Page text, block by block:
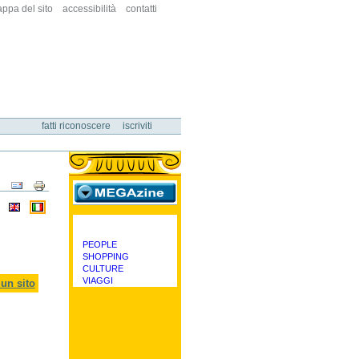
del sito accessibilità contatti
fatti riconoscere
iscriviti
Azioni
sul
documento
sito
categorie
PEOPLE
SHOPPING
CULTURE
VIAGGI